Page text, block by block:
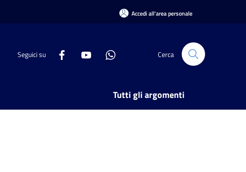
Accedi all'area personale
Seguici su Cerca
Tutti gli argomenti